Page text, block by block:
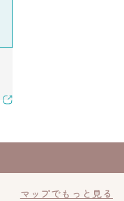
マップでもっと見る